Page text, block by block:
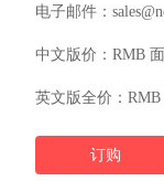
电子邮件：
中文版价：RMB
英文版全价：RMB
订购